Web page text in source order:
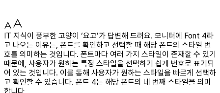
IT 지식이 풍부한 고양이 ‘요고’가 답변해 드려요. 모니터에 Font 4라
고 나오는 이유는, 폰트를 확인하고 선택할 때 해당 폰트의 스타일 번
호를 의미하는 것입니다. 폰트마다 여러 가지 스타일이 존재할 수 있기
때문에, 사용자가 원하는 특정 스타일을 선택하기 쉽게 번호로 표기되
어 있는 것입니다. 이를 통해 사용자가 원하는 스타일을 빠르게 선택하
고 확인할 수 있습니다. 폰트 4는 해당 폰트의 네 번째 스타일을 의미